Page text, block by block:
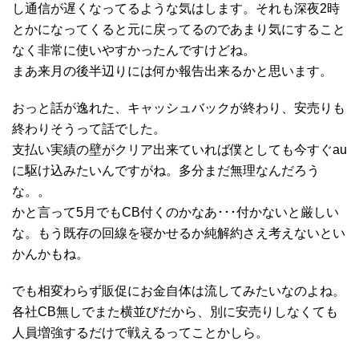
し通信が遅くなってるような気はします。それも深夜2時
とかになってくると元に戻ってるのであまり気にすること
なく非常に使いやすかったんですけどね。
まあ来月の後半辺りには何か報告出来るかと思います。
おっと話が逸れた、キャッシュバックが終わり、安売りも
終わりそうって話でした。
支払い実績の壁がクリア出来ていれば僕としても今すぐau
に駆け込みたいんですがね。多分まだ無理なんだろう
な。。
かと言って5月でもCB付くのかなあ･･･付かないと厳しい
な。もう既存の回線を寝かせるか純解約さえ考えないとい
かんかもね。
でも相変わらず販促にお金自体は流してみたいなのよね。
各社CB無しでまた横並びだから、別に安売りしなくても
人員増強するだけで戦えるってことかしら。